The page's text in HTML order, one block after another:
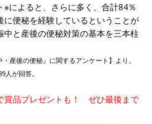
※によると、さらに多く、合計84％
便秘を経験しているということが
と産後の便秘対策の基本を三本柱
産後の便秘』に関するアンケート】より。
人が回答。
賞品プレゼントも！ ぜひ最後まで